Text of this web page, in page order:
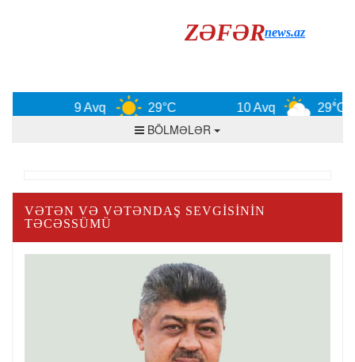
ZƏFƏRnews.az
9 Avq 29°C 10 Avq 29°C
BÖLMƏLƏR
VƏTƏN VƏ VƏTƏNDAŞ SEVGISININ
TƏCƏSSÜMÜ